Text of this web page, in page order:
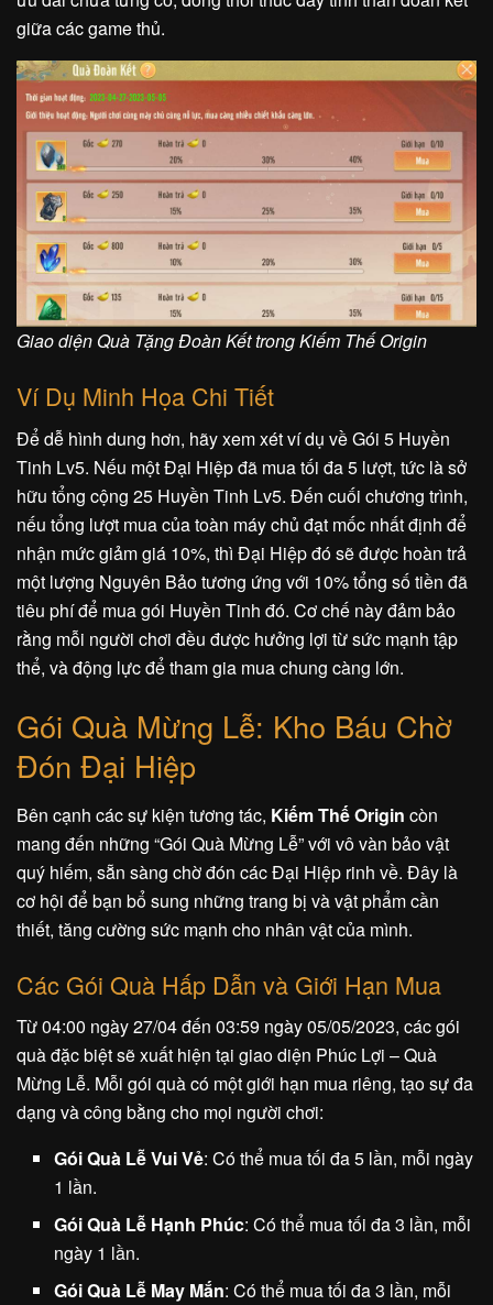
giữa các game thủ.
Giao diện Quà Tặng Đoàn Kết trong Kiếm Thế Origin
Ví Dụ Minh Họa Chi Tiết
Để dễ hình dung hơn, hãy xem xét ví dụ về Gói 5 Huyền
Tinh Lv5. Nếu một Đại Hiệp đã mua tối đa 5 lượt, tức là sở
hữu tổng cộng 25 Huyền Tinh Lv5. Đến cuối chương trình,
nếu tổng lượt mua của toàn máy chủ đạt mốc nhất định để
nhận mức giảm giá 10%, thì Đại Hiệp đó sẽ được hoàn trả
một lượng Nguyên Bảo tương ứng với 10% tổng số tiền đã
tiêu phí để mua gói Huyền Tinh đó. Cơ chế này đảm bảo
rằng mỗi người chơi đều được hưởng lợi từ sức mạnh tập
thể, và động lực để tham gia mua chung càng lớn.
Gói Quà Mừng Lễ: Kho Báu Chờ
Đón Đại Hiệp
Bên cạnh các sự kiện tương tác, Kiếm Thế Origin còn
mang đến những “Gói Quà Mừng Lễ” với vô vàn bảo vật
quý hiếm, sẵn sàng chờ đón các Đại Hiệp rinh về. Đây là
cơ hội để bạn bổ sung những trang bị và vật phẩm cần
thiết, tăng cường sức mạnh cho nhân vật của mình.
Các Gói Quà Hấp Dẫn và Giới Hạn Mua
Từ 04:00 ngày 27/04 đến 03:59 ngày 05/05/2023, các gói
quà đặc biệt sẽ xuất hiện tại giao diện Phúc Lợi – Quà
Mừng Lễ. Mỗi gói quà có một giới hạn mua riêng, tạo sự đa
dạng và công bằng cho mọi người chơi:
Gói Quà Lễ Vui Vẻ: Có thể mua tối đa 5 lần, mỗi ngày
1 lần.
Gói Quà Lễ Hạnh Phúc: Có thể mua tối đa 3 lần, mỗi
ngày 1 lần.
Gói Quà Lễ May Mắn: Có thể mua tối đa 3 lần, mỗi